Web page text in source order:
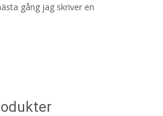
gång jag skriver en